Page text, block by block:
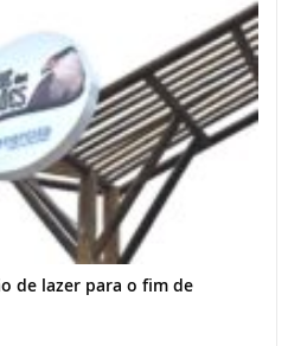
de lazer para o fim de